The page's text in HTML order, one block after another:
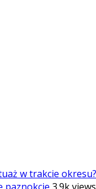
w trakcie okresu?